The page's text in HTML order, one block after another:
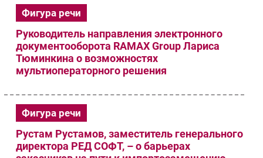
Фигура речи
Руководитель направления электронного
документооборота RAMAX Group Лариса
Тюминкина о возможностях
мультиоператорного решения
Фигура речи
Рустам Рустамов, заместитель генерального
директора РЕД СОФТ, – о барьерах